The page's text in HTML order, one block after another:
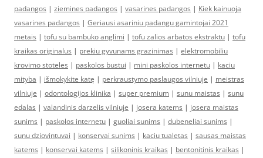
padangos | ziemines padangos | vasarines padangos | Kiek kainuoja
vasarines padangos | Geriausi asariniu padangu gamintojai 2021
metais | tofu su bambuko anglimi | tofu zalios arbatos ekstraktu | tofu
kraikas originalus | prekiu gyvunams grazinimas | elektromobiliu
krovimo stoteles | paskolos bustui | mini paskolos internetu | kaciu
mityba | išmokykite katę | perkraustymo paslaugos vilniuje | meistras
vilniuje | odontologijos klinika | super premium | sunu maistas | sunu
edalas | valandinis darzelis vilniuje | josera katems | josera maistas
sunims | paskolos internetu | guoliai sunims | dubeneliai sunims |
sunu dziovintuvai | konservai sunims | kaciu tualetas | sausas maistas
katems | konservai katems | silikoninis kraikas | bentonitinis kraikas |